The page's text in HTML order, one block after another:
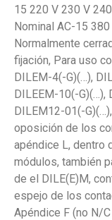
15 220 V 230 V
Nominal AC-15
Normalmente
fijación, Para uso
DILEM-4(-G)(…),
DILEEM-10(-G)(…),
DILEM12-01(-
oposición de los
apéndice L, dentro
módulos, también
de el DILE(E)M,
espejo de los
Apéndice F (no N/